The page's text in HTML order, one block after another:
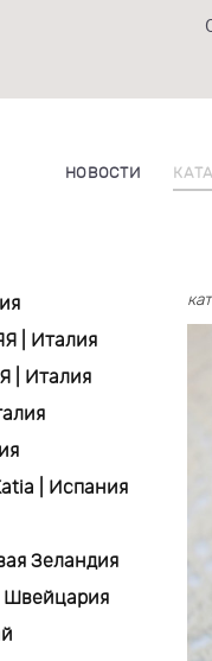
НОВОСТИ
| Италия
| Италия
| Испания
Зеландия
Швейцария